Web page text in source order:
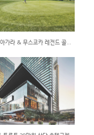
토론토 나이아가라 & 무스코카 레전드 골프여행